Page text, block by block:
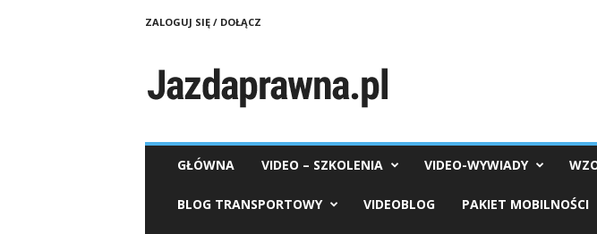
ZALOGUJ SIĘ / DOŁĄCZ
d
GŁÓWNA VIDEO – SZKOLENIA VIDEO-WYWIADY
BLOG TRANSPORTOWY VIDEOBLOG PAKIET MOBILNOŚCI